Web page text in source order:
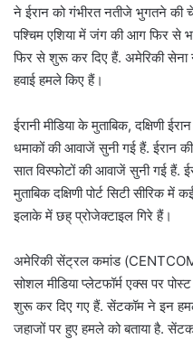
ने ईरान को गंभीरत नतीजे भुगतने की
पश्चिम एशिया में जंग की आग फिर से
फिर से शुरू कर दिए हैं. अमेरिकी सेना
हवाई हमले किए हैं।
ईरानी मीडिया के मुताबिक, दक्षिणी
धमाकों की आवाजें सुनी गई हैं. ईरान
सात विस्फोटों की आवाजें सुनी गई हैं.
मुताबिक दक्षिणी पोर्ट सिटी सीरिक
इलाके में छह् प्रोजेक्टाइल गिरे हैं।
अमेरिकी सेंट्रल कमांड
सोशल मीडिया प्लेटफॉर्म एक्स पर
शुरू कर दिए गए हैं. सेंटकॉम ने इन
जहाजों पर हुए हमले को बताया है.